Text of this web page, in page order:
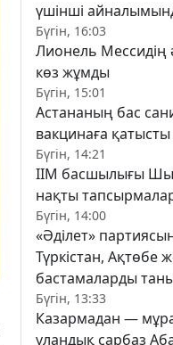
үшінші
Бүгін, 16:03
Лионель Мессидің
көз жұмды
Бүгін, 15:01
Астананың бас
вакцинаға
Бүгін, 14:21
ІІМ басшылығы
нақты
Бүгін, 14:00
«Әділет»
Түркістан, Ақтөбе
бастамаларды
Бүгін, 13:33
Казармадан —
ұландық сарбаз